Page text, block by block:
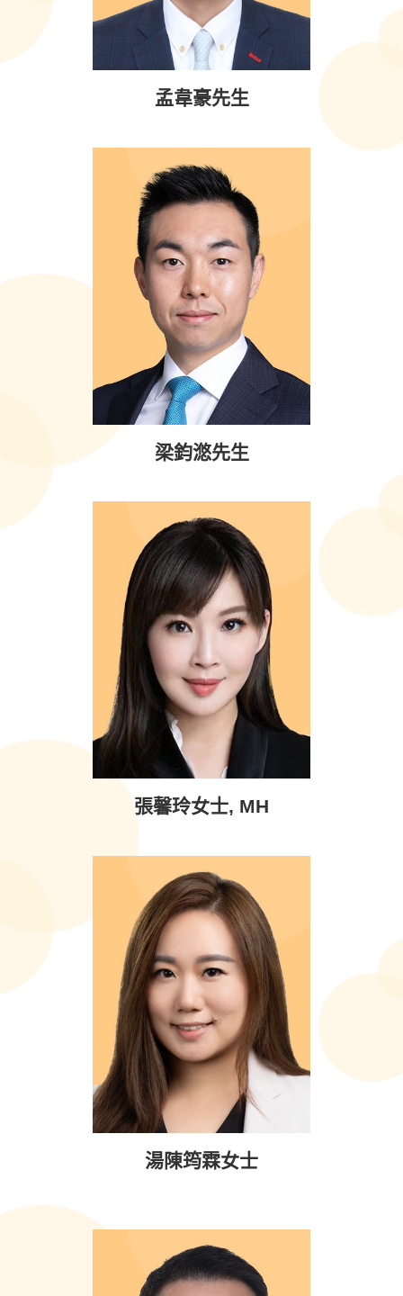
孟韋豪先生
梁鈞滺先生
張馨玲女士, MH
湯陳筠霖女士